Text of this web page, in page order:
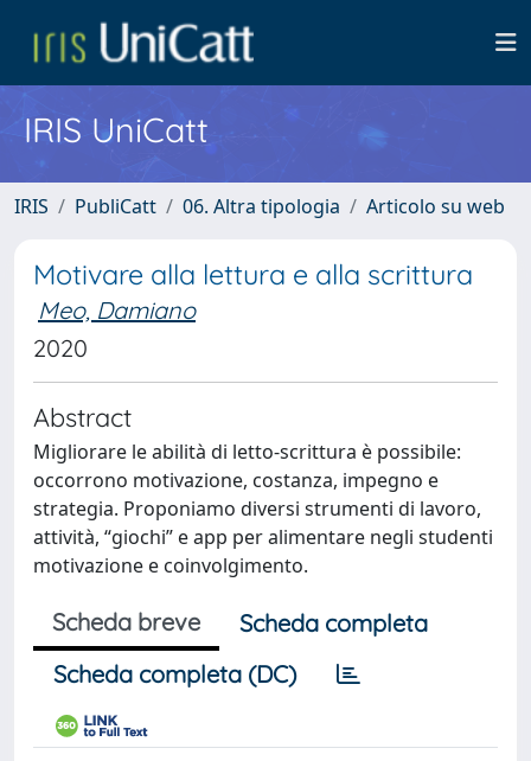
IRIS UniCatt
IRIS PubliCatt 06. Altra tipologia Articolo su web
Motivare alla lettura e alla scrittura
Meo, Damiano
2020
Abstract
Migliorare le abilità di letto-scrittura è possibile:
occorrono motivazione, costanza, impegno e
strategia. Proponiamo diversi strumenti di lavoro,
attività, “giochi” e app per alimentare negli studenti
motivazione e coinvolgimento.
Scheda breve
Scheda completa
Scheda completa (DC)